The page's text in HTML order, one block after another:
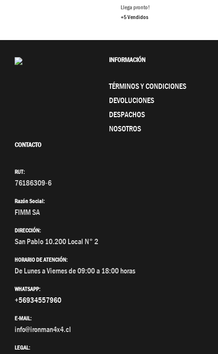
Llega pronto!
+5 Vendidos
INFORMACIÓN
TÉRMINOS Y CONDICIONES
DEVOLUCIONES
DESPACHOS
NOSOTROS
CONTACTO
RUT:
76186309-6
Razón Social:
FIMM SA
DIRECCIÓN:
San Pablo 10.200 Local N° 2
HORARIO DE ATENCIÓN:
De Lunes a Viernes de 09:00 a 18:00 horas
WHATSAPP:
+56934557960
E-MAIL:
info@ironman4x4.cl
LEGAL: